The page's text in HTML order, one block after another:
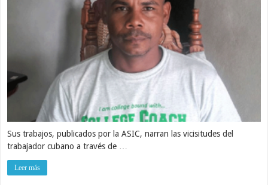
Sus trabajos, publicados por la ASIC, narran las vicisitudes del
trabajador cubano a través de …
Leer más